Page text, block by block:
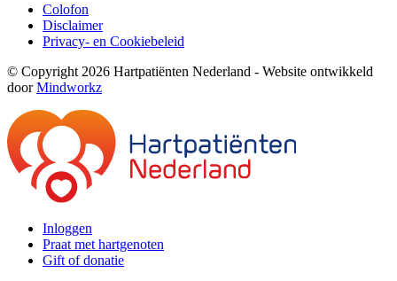
Colofon
Disclaimer
Privacy- en Cookiebeleid
© Copyright 2026 Hartpatiënten Nederland - Website ontwikkeld
doorMindworkz
Inloggen
Praat met hartgenoten
Gift of donatie